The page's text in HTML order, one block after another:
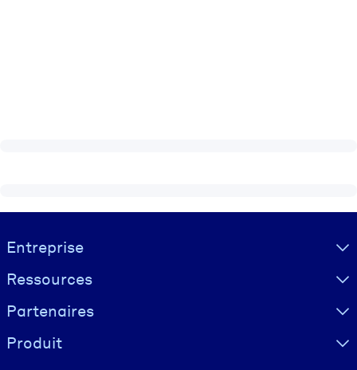
Visually hidden Text
Entreprise
Ressources
Partenaires
Produit